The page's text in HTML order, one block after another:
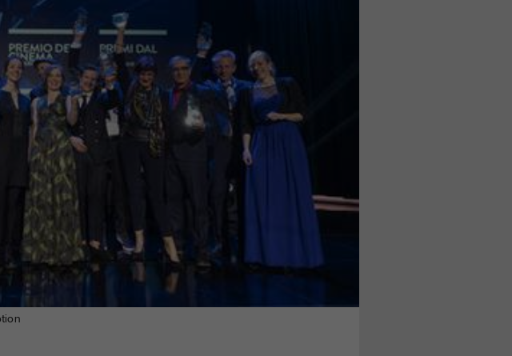
oder
Arbeit.
Zugang zu